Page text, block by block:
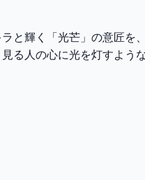
と輝く「光芒」の意匠
る人の心に光を灯すよう